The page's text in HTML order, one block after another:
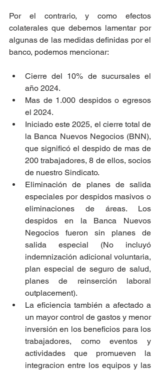
Por el contrario, y como efectos
colaterales que debemos lamentar por
algunas de las medidas definidas por el
banco, podemos mencionar:
Cierre del 10% de sucursales el
año 2024.
Mas de 1.000 despidos o egresos
el 2024.
Iniciado este 2025, el cierre total de
la Banca Nuevos Negocios (BNN),
que significó el despido de mas de
200 trabajadores, 8 de ellos, socios
de nuestro Sindicato.
Eliminación de planes de salida
especiales por despidos masivos o
eliminaciones de áreas. Los
despidos en la Banca Nuevos
Negocios fueron sin planes de
salida especial (No incluyó
indemnización adicional voluntaria,
plan especial de seguro de salud,
planes de reinserción laboral
outplacement).
La eficiencia también a afectado a
un mayor control de gastos y menor
inversión en los beneficios para los
trabajadores, como eventos y
actividades que promueven la
integracion entre los equipos y las